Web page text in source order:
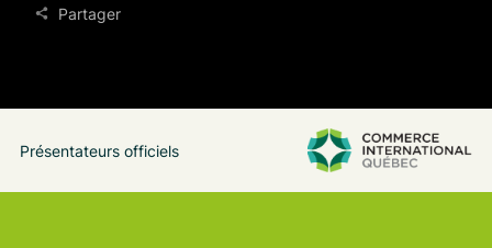
Partager
Présentateurs officiels